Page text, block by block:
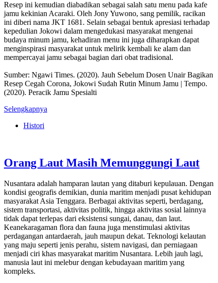
Resep ini kemudian diabadikan sebagai salah satu menu pada kafe
jamu kekinian Acaraki. Oleh Jony Yuwono, sang pemilik, racikan
ini diberi nama JKT 1681. Selain sebagai bentuk apresiasi terhadap
kepedulian Jokowi dalam mengedukasi masyarakat mengenai
budaya minum jamu, kehadiran menu ini juga diharapkan dapat
menginspirasi masyarakat untuk melirik kembali ke alam dan
mempercayai jamu sebagai bagian dari obat tradisional.
Sumber: Ngawi Times. (2020). Jauh Sebelum Dosen Unair Bagikan
Resep Cegah Corona, Jokowi Sudah Rutin Minum Jamu | Tempo.
(2020). Peracik Jamu Spesialti
Selengkapnya
Histori
Orang Laut Masih Memunggungi Laut
Nusantara adalah hamparan lautan yang ditaburi kepulauan. Dengan
kondisi geografis demikian, dunia maritim menjadi pusat kehidupan
masyarakat Asia Tenggara. Berbagai aktivitas seperti, berdagang,
sistem transportasi, aktivitas politik, hingga aktivitas sosial lainnya
tidak dapat terlepas dari eksistensi sungai, danau, dan laut.
Keanekaragaman flora dan fauna juga menstimulasi aktivitas
perdagangan antardaerah, jauh maupun dekat. Teknologi kelautan
yang maju seperti jenis perahu, sistem navigasi, dan perniagaan
menjadi ciri khas masyarakat maritim Nusantara. Lebih jauh lagi,
manusia laut ini melebur dengan kebudayaan maritim yang
kompleks.